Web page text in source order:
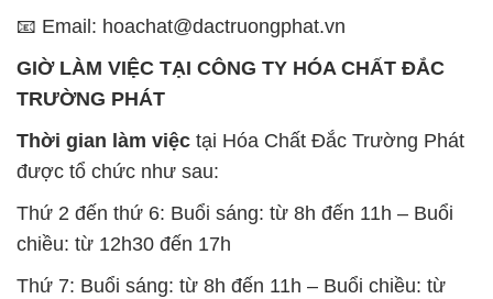
📧 Email: hoachat@dactruongphat.vn
GIỜ LÀM VIỆC TẠI CÔNG TY HÓA CHẤT ĐẮC
TRƯỜNG PHÁT
Thời gian làm việc tại Hóa Chất Đắc Trường Phát
được tổ chức như sau:
Thứ 2 đến thứ 6: Buổi sáng: từ 8h đến 11h – Buổi
chiều: từ 12h30 đến 17h
Thứ 7: Buổi sáng: từ 8h đến 11h – Buổi chiều: từ